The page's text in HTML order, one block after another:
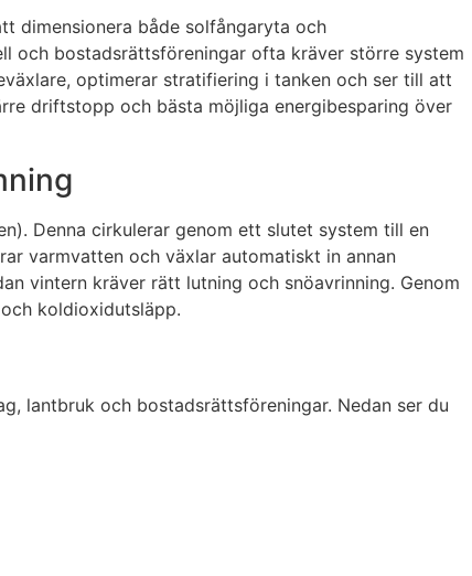
dimensionera både solfångaryta och
och bostadsrättsföreningar ofta kräver större system
optimerar stratifiering i tanken och ser till att
driftstopp och bästa möjliga energibesparing över
Denna cirkulerar genom ett slutet system till en
varmvatten och växlar automatiskt in annan
vintern kräver rätt lutning och snöavrinning. Genom
koldioxidutsläpp.
lantbruk och bostadsrättsföreningar. Nedan ser du